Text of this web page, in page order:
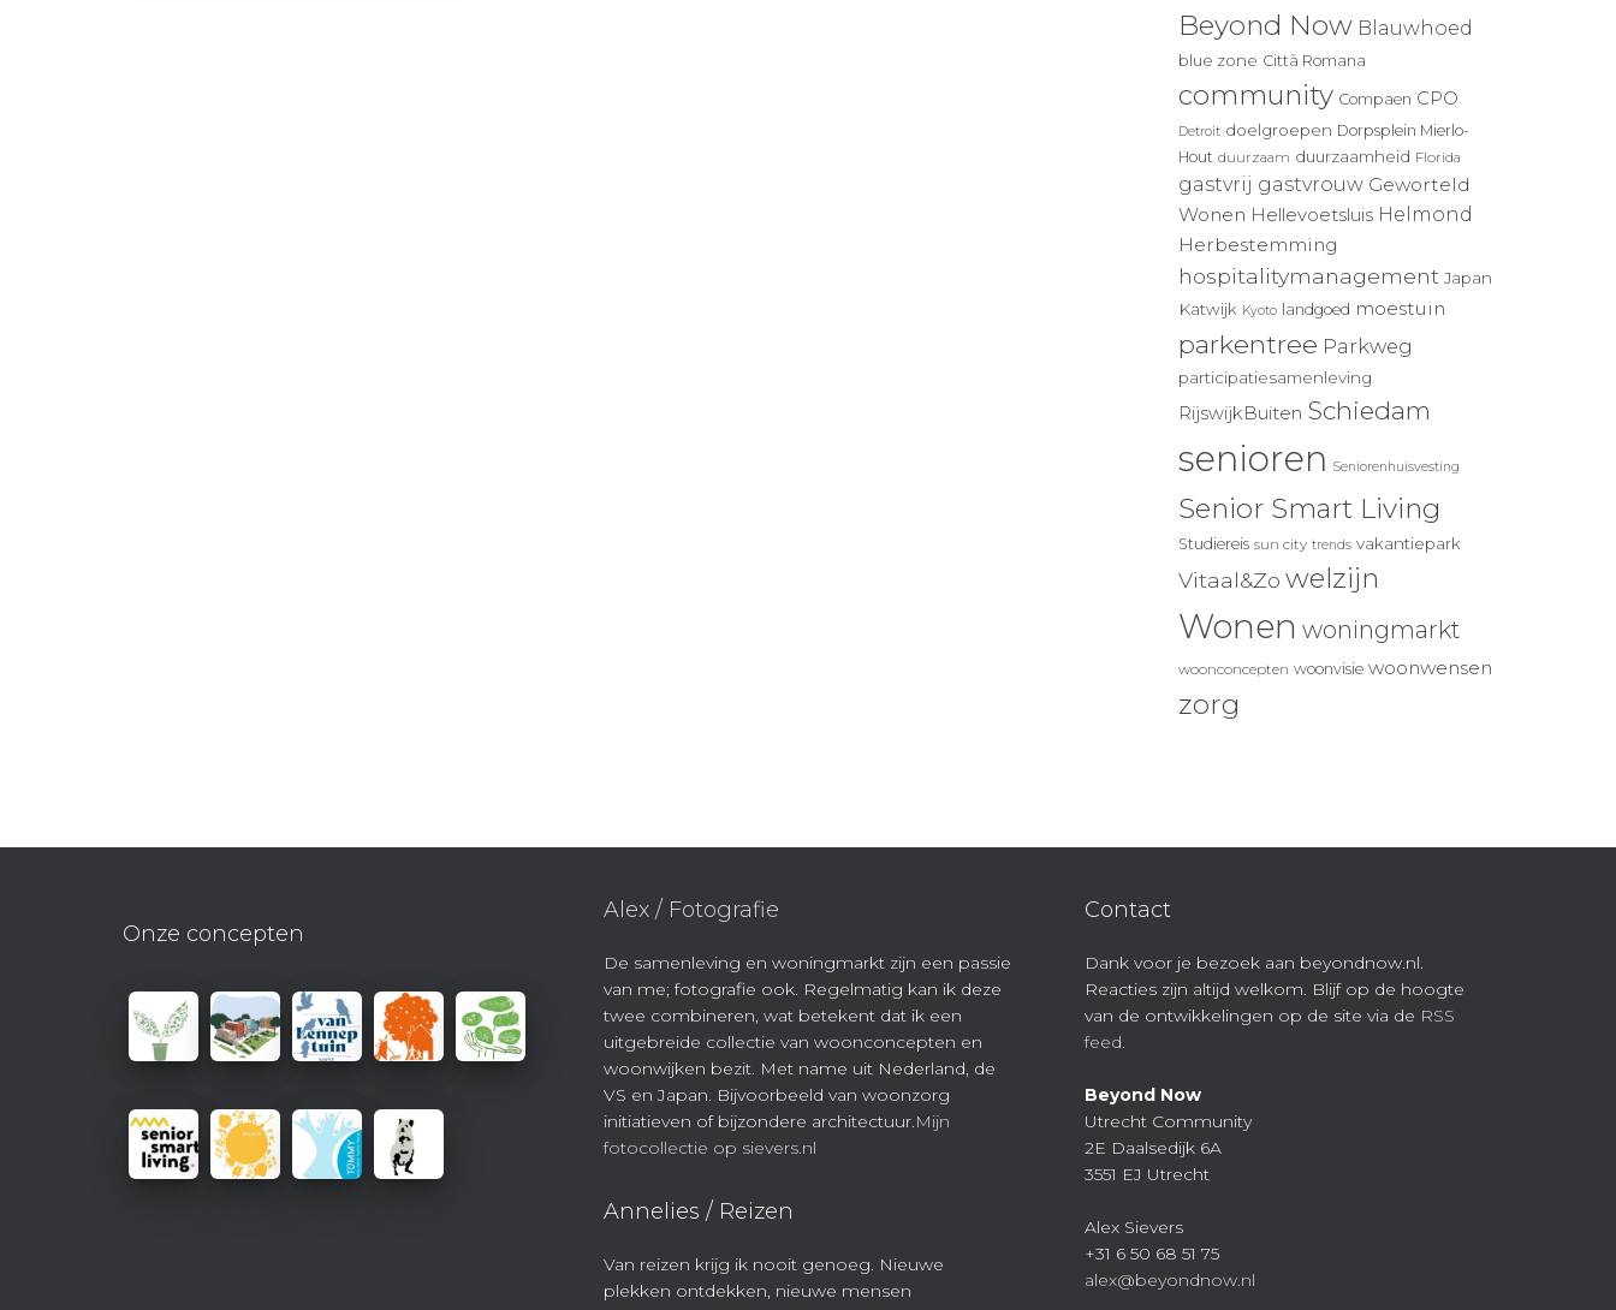
Beyond Now Blauwhoed
blue zone Città Romana
community Compaen CPO
Detroit doelgroepen Dorpsplein Mierlo-
Hout duurzaam duurzaamheid Florida
gastvrij gastvrouw Geworteld
Wonen Hellevoetsluis Helmond
Herbestemming
hospitalitymanagement Japan
Katwijk Kyoto landgoed moestuin
parkentree Parkweg
participatiesamenleving
RijswijkBuiten Schiedam
senioren Seniorenhuisvesting
Senior Smart Living
Studiereis sun city trends vakantiepark
Vitaal&Zo welzijn
Wonen woningmarkt
woonconcepten woonvisie woonwensen
zorg
Onze concepten
Alex / Fotografie
De samenleving en woningmarkt zijn een passie
van me; fotografie ook. Regelmatig kan ik deze
twee combineren, wat betekent dat ik een
uitgebreide collectie van woonconcepten en
woonwijken bezit. Met name uit Nederland, de
VS en Japan. Bijvoorbeeld van woonzorg
initiatieven of bijzondere architectuur.Mijn
fotocollectie op sievers.nl
Annelies / Reizen
Van reizen krijg ik nooit genoeg. Nieuwe
plekken ontdekken, nieuwe mensen
Contact
Dank voor je bezoek aan beyondnow.nl.
Reacties zijn altijd welkom. Blijf op de hoogte
van de ontwikkelingen op de site via de RSS
feed.
Beyond Now
Utrecht Community
2E Daalsedijk 6A
3551 EJ Utrecht
Alex Sievers
+31 6 50 68 51 75
alex@beyondnow.nl